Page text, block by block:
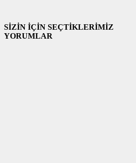
SİZİN İÇİN SEÇTİKLERİMİZ
YORUMLAR